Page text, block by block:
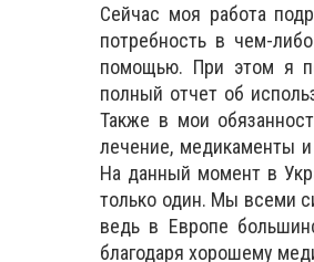
Сейчас моя работа
потребность в чем-
помощью. При этом я
полный отчет об
Также в мои
лечение, медикаменты
На данный момент в
только один. Мы всеми
ведь в Европе
благодаря хорошему